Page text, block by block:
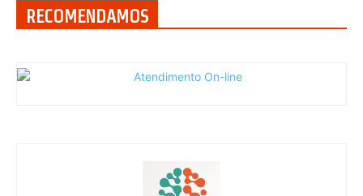
RECOMENDAMOS